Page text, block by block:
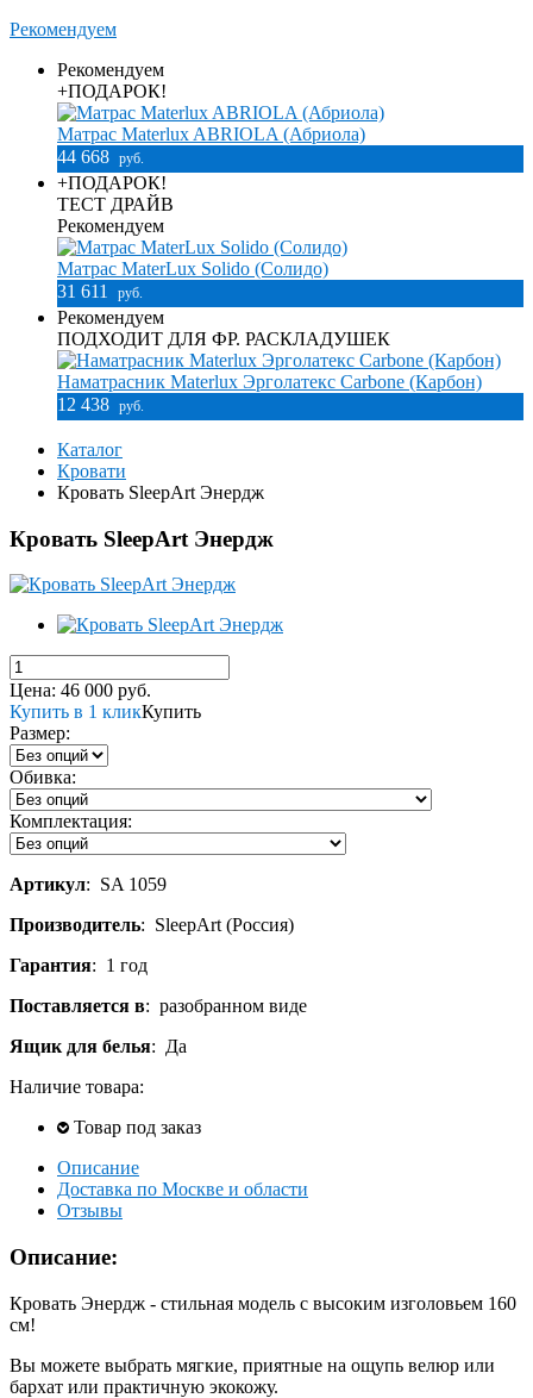
Рекомендуем
Рекомендуем
+ПОДАРОК!
Матрас Materlux ABRIOLA (Абриола)
44 668 руб.
+ПОДАРОК!
ТЕСТ ДРАЙВ
Рекомендуем
Матрас MaterLux Solido (Солидо)
31 611
руб.
Рекомендуем
ПОДХОДИТ ДЛЯ ФР. РАСКЛАДУШЕК
Наматрасник Materlux Эрголатекс Carbone (Карбон)
12 438 руб.
Каталог
Кровати
Кровать SleepArt Энердж
Кровать SleepArt Энердж
Цена: 46 000 руб.
Купить в 1 кликКупить
Размер:
Обивка:
Комплектация:
Артикул: SA 1059
Производитель: SleepArt (Россия)
Гарантия: 1 год
Поставляется в: разобранном виде
Ящик для белья: Да
Наличие товара:
Товар под заказ
Описание
Доставка по Москве и области
Отзывы
Описание:
Кровать Энердж - стильная модель с высоким изголовьем 160
см!
Вы можете выбрать мягкие, приятные на ощупь велюр или
бархат или практичную экокожу.